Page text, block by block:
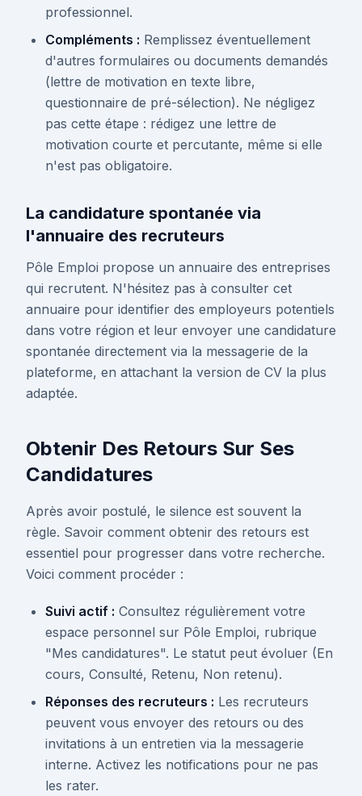
professionnel.
Compléments : Remplissez éventuellement
d'autres formulaires ou documents demandés
(lettre de motivation en texte libre,
questionnaire de pré-sélection). Ne négligez
pas cette étape : rédigez une lettre de
motivation courte et percutante, même si elle
n'est pas obligatoire.
La candidature spontanée via
l'annuaire des recruteurs
Pôle Emploi propose un annuaire des entreprises
qui recrutent. N'hésitez pas à consulter cet
annuaire pour identifier des employeurs potentiels
dans votre région et leur envoyer une candidature
spontanée directement via la messagerie de la
plateforme, en attachant la version de CV la plus
adaptée.
Obtenir Des Retours Sur Ses
Candidatures
Après avoir postulé, le silence est souvent la
règle. Savoir comment obtenir des retours est
essentiel pour progresser dans votre recherche.
Voici comment procéder :
Suivi actif : Consultez régulièrement votre
espace personnel sur Pôle Emploi, rubrique
"Mes candidatures". Le statut peut évoluer (En
cours, Consulté, Retenu, Non retenu).
Réponses des recruteurs : Les recruteurs
peuvent vous envoyer des retours ou des
invitations à un entretien via la messagerie
interne. Activez les notifications pour ne pas
les rater.